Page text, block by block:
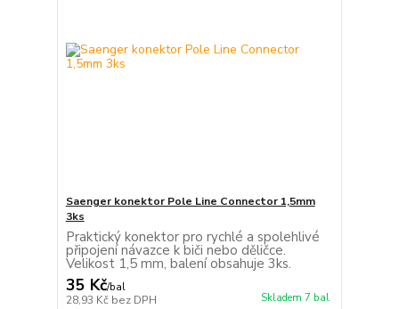
Saenger konektor Pole Line Connector 1,5mm
3ks
Praktický konektor pro rychlé a spolehlivé
připojení návazce k biči nebo děličce.
Velikost 1,5 mm, balení obsahuje 3ks.
35 Kč/bal
28,93 Kč bez DPH Skladem 7 bal